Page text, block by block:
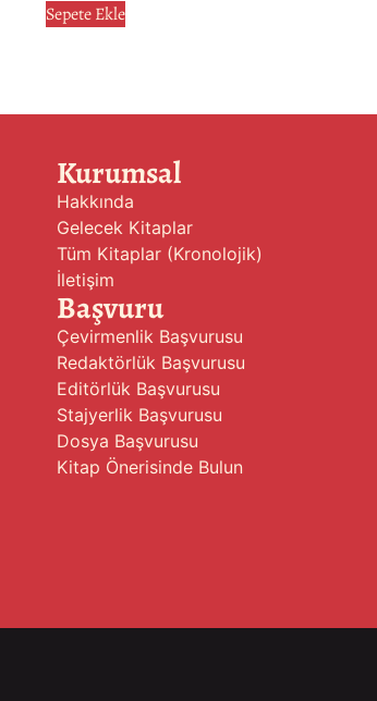
Sepete Ekle
Kurumsal
Hakkında
Gelecek Kitaplar
Tüm Kitaplar (Kronolojik)
İletişim
Başvuru
Çevirmenlik Başvurusu
Redaktörlük Başvurusu
Editörlük Başvurusu
Stajyerlik Başvurusu
Dosya Başvurusu
Kitap Önerisinde Bulun